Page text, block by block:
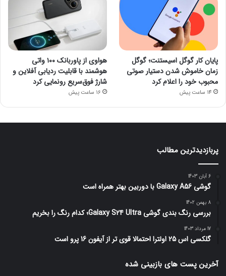
پایان کار گوگل اسیستنت؛ گوگل
زمان خاموش شدن دستیار صوتی
محبوب خود را اعلام کرد
14 ساعت پیش
هواوی از پاوربانک ۱۰۰ واتی
هوشمند با قابلیت ردیابی آفلاین و
شارژ فوق‌سریع رونمایی کرد
16 ساعت پیش
پربازدیدترین مطالب
6 آبان 1403
گوشی Galaxy A56 با دوربین بهتر همراه است
8 بهمن 1402
بررسی رنگ بندی گوشی Galaxy S24 Ultra؛ کدام رنگ را بخریم
17 مرداد 1403
گلکسی اس 25 اولترا احتمالا قوی تر از آیفون 16 پرو است
آخرین پست های بازبینی شده